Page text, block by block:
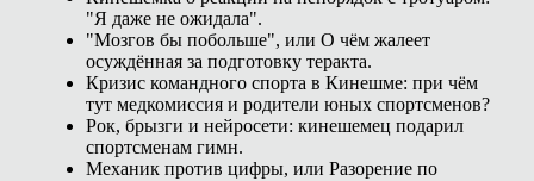
"Я даже не ожидала".
"Мозгов бы побольше", или О чём жалеет
осуждённая за подготовку теракта.
Кризис командного спорта в Кинешме: при чём
тут медкомиссия и родители юных спортсменов?
Рок, брызги и нейросети: кинешемец подарил
спортсменам гимн.
Механик против цифры, или Разорение по